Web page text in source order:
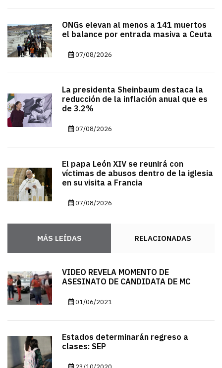
ONGs elevan al menos a 141 muertos
el balance por entrada masiva a Ceuta
07/08/2026
La presidenta Sheinbaum destaca la
reducción de la inflación anual que es
de 3.2%
07/08/2026
El papa León XIV se reunirá con
víctimas de abusos dentro de la iglesia
en su visita a Francia
07/08/2026
MÁS LEÍDAS RELACIONADAS
VIDEO REVELA MOMENTO DE
ASESINATO DE CANDIDATA DE MC
01/06/2021
Estados determinarán regreso a
clases: SEP